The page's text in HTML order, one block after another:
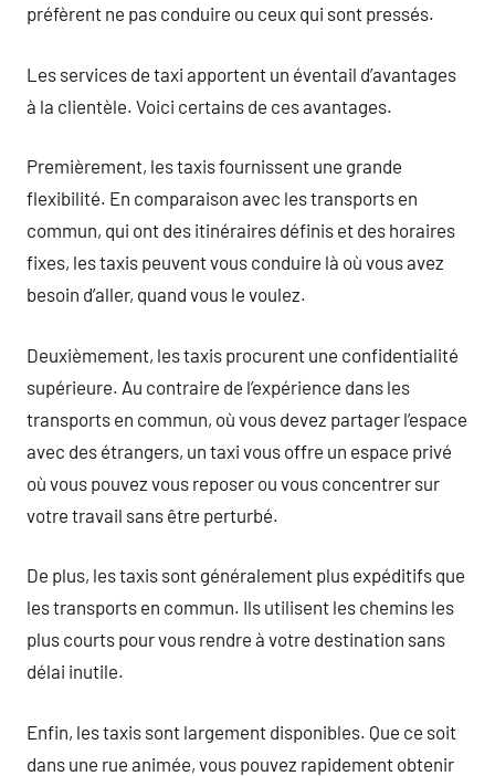
préfèrent ne pas conduire ou ceux qui sont pressés.
Les services de taxi apportent un éventail d’avantages
à la clientèle. Voici certains de ces avantages.
Premièrement, les taxis fournissent une grande
flexibilité. En comparaison avec les transports en
commun, qui ont des itinéraires définis et des horaires
fixes, les taxis peuvent vous conduire là où vous avez
besoin d’aller, quand vous le voulez.
Deuxièmement, les taxis procurent une confidentialité
supérieure. Au contraire de l’expérience dans les
transports en commun, où vous devez partager l’espace
avec des étrangers, un taxi vous offre un espace privé
où vous pouvez vous reposer ou vous concentrer sur
votre travail sans être perturbé.
De plus, les taxis sont généralement plus expéditifs que
les transports en commun. Ils utilisent les chemins les
plus courts pour vous rendre à votre destination sans
délai inutile.
Enfin, les taxis sont largement disponibles. Que ce soit
dans une rue animée, vous pouvez rapidement obtenir